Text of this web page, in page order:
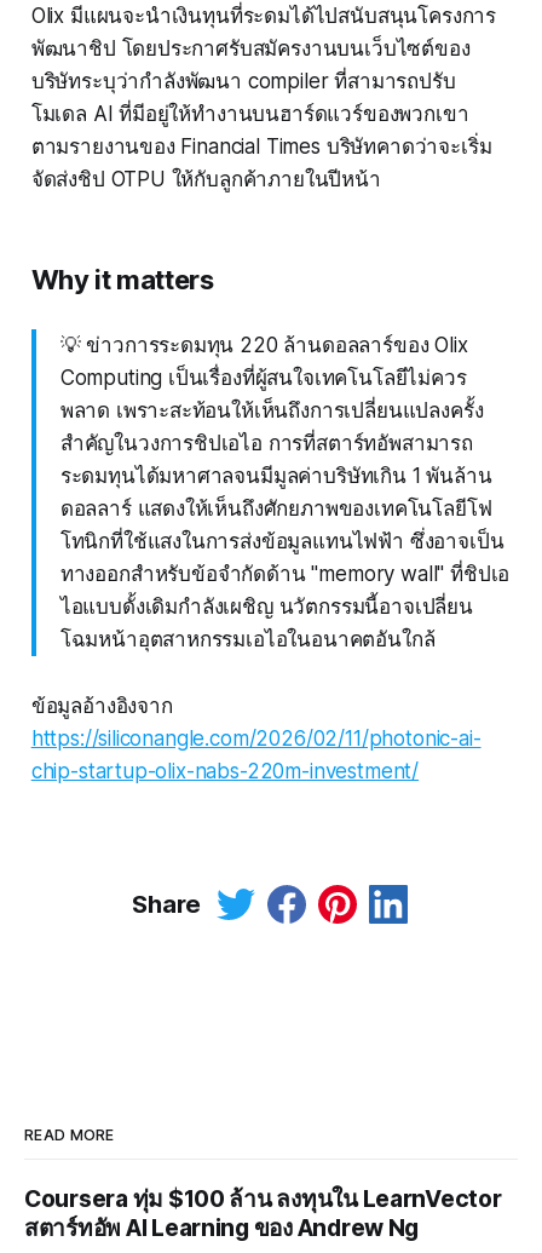
Olix มีแผนจะนำเงินทุนที่ระดมได้ไปสนับสนุนโครงการ
พัฒนาชิป โดยประกาศรับสมัครงานบนเว็บไซต์ของ
บริษัทระบุว่ากำลังพัฒนา compiler ที่สามารถปรับ
โมเดล AI ที่มีอยู่ให้ทำงานบนฮาร์ดแวร์ของพวกเขา
ตามรายงานของ Financial Times บริษัทคาดว่าจะเริ่ม
จัดส่งชิป OTPU ให้กับลูกค้าภายในปีหน้า
Why it matters
💡 ข่าวการระดมทุน 220 ล้านดอลลาร์ของ Olix
Computing เป็นเรื่องที่ผู้สนใจเทคโนโลยีไม่ควร
พลาด เพราะสะท้อนให้เห็นถึงการเปลี่ยนแปลงครั้ง
สำคัญในวงการชิปเอไอ การที่สตาร์ทอัพสามารถ
ระดมทุนได้มหาศาลจนมีมูลค่าบริษัทเกิน 1 พันล้าน
ดอลลาร์ แสดงให้เห็นถึงศักยภาพของเทคโนโลยีโฟ
โทนิกที่ใช้แสงในการส่งข้อมูลแทนไฟฟ้า ซึ่งอาจเป็น
ทางออกสำหรับข้อจำกัดด้าน "memory wall" ที่ชิปเอ
ไอแบบดั้งเดิมกำลังเผชิญ นวัตกรรมนี้อาจเปลี่ยน
โฉมหน้าอุตสาหกรรมเอไอในอนาคตอันใกล้
ข้อมูลอ้างอิงจาก
https://siliconangle.com/2026/02/11/photonic-ai-
chip-startup-olix-nabs-220m-investment/
Share
READ MORE
Coursera ทุ่ม $100 ล้าน ลงทุนใน LearnVector
สตาร์ทอัพ AI Learning ของ Andrew Ng